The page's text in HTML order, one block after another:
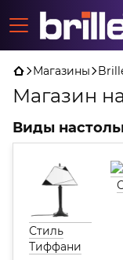
Магазины
Магазин
Виды
Стиль
Тиффани